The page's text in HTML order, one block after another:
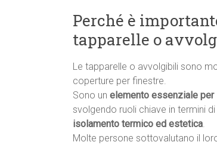
Perché è
tapparelle o
Le tapparelle o avvolgibili sono
coperture per finestre.
Sono un elemento essenziale per
svolgendo ruoli chiave in termini di
isolamento termico ed estetica.
Molte persone sottovalutano il